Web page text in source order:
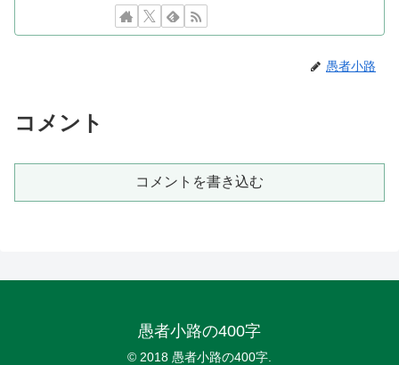
愚者小路
コメント
コメントを書き込む
愚者小路の400字
© 2018 愚者小路の400字.